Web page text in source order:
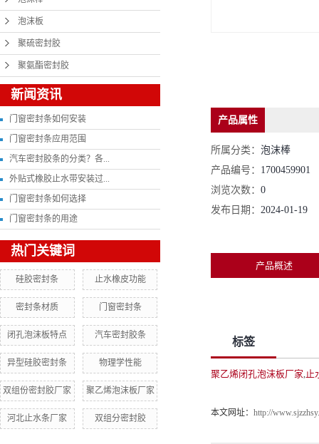
泡沫板
聚硫密封胶
聚氨酯密封胶
新闻资讯
门窗密封条如何安装
门窗密封条应用范围
汽车密封胶条的分类？各...
外贴式橡胶止水带安装过...
门窗密封条如何选择
门窗密封条的用途
热门关键词
硅胶密封条 止水橡皮功能
密封条材质 门窗密封条
闭孔泡沫板特点 汽车密封胶条
异型硅胶密封条 物理学性能
双组份密封胶厂家 聚乙烯泡沫板厂家
河北止水条厂家 双组分密封胶
产品属性
所属分类： 泡沫棒
产品编号： 1700459901
浏览次数： 0
发布日期： 2024-01-19
产品概述
标签
聚乙烯闭孔泡沫板厂家, 止
本文网址： http://